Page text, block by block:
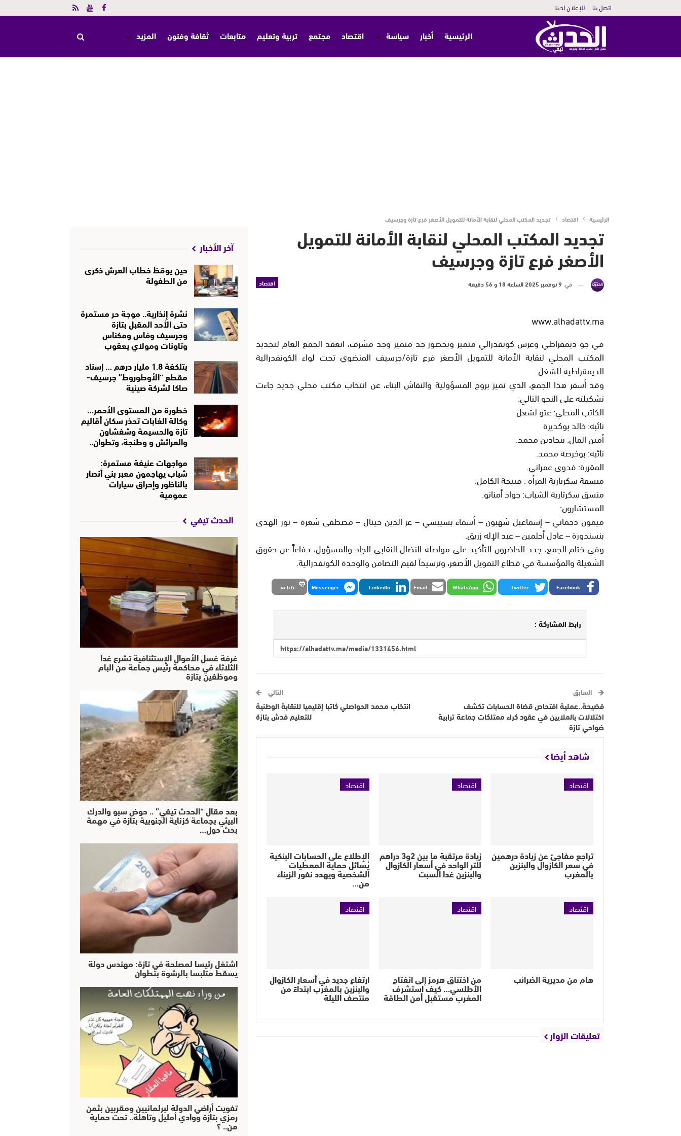
اتصل بنا للإعلان لدينا
الرئيسية أخبار سياسة اقتصاد مجتمع تربية وتعليم متابعات ثقافة وفنون المزيد
الرئيسية اقتصاد تجديد المكتب المحلي لنقابة الأمانة للتمويل الأصغر فرع تازة وجرسيف
تجديد المكتب المحلي لنقابة الأمانة للتمويل
الأصغر فرع تازة وجرسيف
اقتصاد في 9 نوفمبر 2025 الساعة 18 و 56 دقيقة
www.alhadattv.ma
في جو ديمقراطي وعرس كونفدرالي متميز وبحضور جد متميز وجد مشرف، انعقد الجمع العام لتجديد
المكتب المحلي لنقابة الأمانة للتمويل الأصغر فرع تازة/جرسيف المنضوي تحت لواء الكونفدرالية
الديمقراطية للشغل.
وقد أسفر هذا الجمع، الذي تميز بروح المسؤولية والنقاش البناء، عن انتخاب مكتب محلي جديد جاءت
تشكيلته على النحو التالي:
الكاتب المحلي: عتو لشعل
نائبه: خالد بوكديرة
أمين المال: بنحادين محمد.
نائبه: بوخرصة محمد.
المقررة: فدوى عمراني.
منسقة سكرتارية المرأة : فتيحة الكامل.
منسق سكرتارية الشباب: جواد أمنانو.
المستشارون:
ميمون دحماني – إسماعيل شهبون – أسماء بسيبسي – عز الدين حيتال – مصطفى شعرة – نور الهدى
بنسندورة – عادل أحلمين – عبد الإله زريق.
وفي ختام الجمع، جدد الحاضرون التأكيد على مواصلة النضال النقابي الجاد والمسؤول، دفاعاً عن حقوق
الشغيلة والمؤسسة في قطاع التمويل الأصغر، وترسيخاً لقيم التضامن والوحدة الكونفدرالية.
Facebook
Twitter
WhatsApp
Email
LinkedIn
Messenger طباعة
رابط المشاركة :
السابق
فضيحة..عملية افتحاص قضاة الحسابات تكشف
اختلالات بالملايين في عقود كراء ممتلكات جماعة ترابية
ضواحي تازة
التالي
انتخاب محمد الحواصلي كاتبا إقليميا للنقابة الوطنية
للتعليم فدش بتازة
شاهد أيضا
اقتصاد
تراجع مفاجئ عن زيادة درهمين
في سعر الكازوال والبنزين
بالمغرب
اقتصاد
زيادة مرتقبة ما بين 2و3 دراهم
للتر الواحد في أسعار الكازوال
والبنزين غدا السبت
اقتصاد
الإطلاع على الحسابات البنكية
يُسائل حماية المعطيات
الشخصية ويهدد نفور الزبناء
من…
اقتصاد
هام من مديرية الضرائب
اقتصاد
من اختناق هرمز إلى انفتاح
الأطلسي… كيف استشرف
المغرب مستقبل أمن الطاقة
اقتصاد
ارتفاع جديد في أسعار الكازوال
والبنزين بالمغرب ابتداءً من
منتصف الليلة
تعليقات الزوار
آخر الأخبار
حين يوقظ خطاب العرش ذكرى
من الطفولة
نشرة إنذارية.. موجة حر مستمرة
حتى الأحد المقبل بتازة
وجرسيف وفاس ومكناس
وتاونات ومولاي يعقوب
بتلكفة 1.8 مليار درهم … إسناد
مقطع “الأوطوروط” جرسيف-
صاكا لشركة صينية
خطورة من المستوى الأحمر…
وكالة الغابات تحذر سكان أقاليم
تازة والحسيمة وشفشاون
والعرائش و وطنجة، وتطوان..
مواجهات عنيفة مستمرة:
شباب يهاجمون معبر بني أنصار
بالناظور وإحراق سيارات
عمومية
الحدث تيفي
غرفة غسل الأموال الإستئنافية تشرع غدا
الثلاثاء في محاكمة رئيس جماعة من البام
وموظفين بتازة
بعد مقال “الحدث تيفي” .. حوض سبو والدرك
البيئي بجماعة كزناية الجنوبية بتازة في مهمة
بحث حول…
اشتغل رئيسا لمصلحة في تازة: مهندس دولة
يسقط متلبسا بالرشوة بتطوان
تفويت أراضي الدولة لبرلمانيين ومقربين بثمن
رمزي بتازة ووادي أمليل وتاهلة.. تحت حماية
من.. ؟